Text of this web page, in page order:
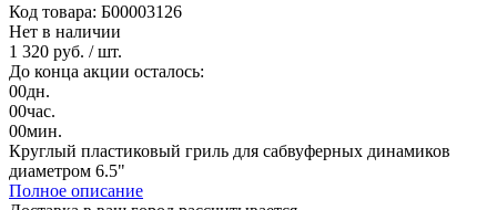
Код товара: Б00003126
Нет в наличии
1 320 руб. / шт.
До конца акции осталось:
00дн.
00час.
00мин.
Круглый пластиковый гриль для сабвуферных динамиков
диаметром 6.5"
Полное описание